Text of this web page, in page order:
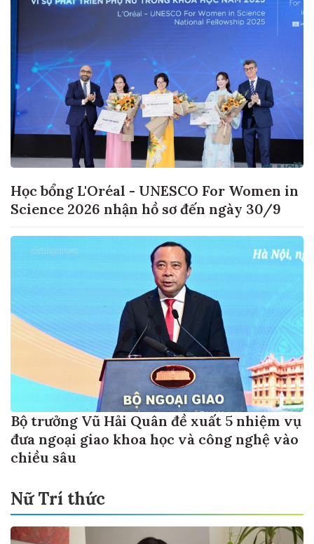
Học bổng L'Oréal - UNESCO For Women in
Science 2026 nhận hồ sơ đến ngày 30/9
Bộ trưởng Vũ Hải Quân đề xuất 5 nhiệm vụ
đưa ngoại giao khoa học và công nghệ vào
chiều sâu
Nữ Trí thức